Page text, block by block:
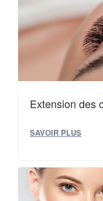
Extension des
SAVOIR PLUS